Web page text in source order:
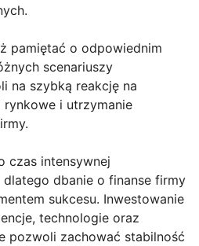
pamiętać o odpowiednim
scenariuszy
na szybką reakcję na
rynkowe i utrzymanie
czas intensywnej
dbanie o finanse firmy
sukcesu. Inwestowanie
technologie oraz
pozwoli zachować stabilność